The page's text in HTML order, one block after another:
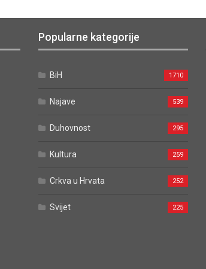
Popularne kategorije
BiH 1710
Najave 539
Duhovnost 295
Kultura 259
Crkva u Hrvata 252
Svijet 225